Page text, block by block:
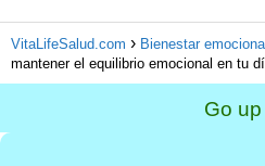
VitaLifeSalud.com Bienestar emocional
mantener el equilibrio emocional en tu
Go up